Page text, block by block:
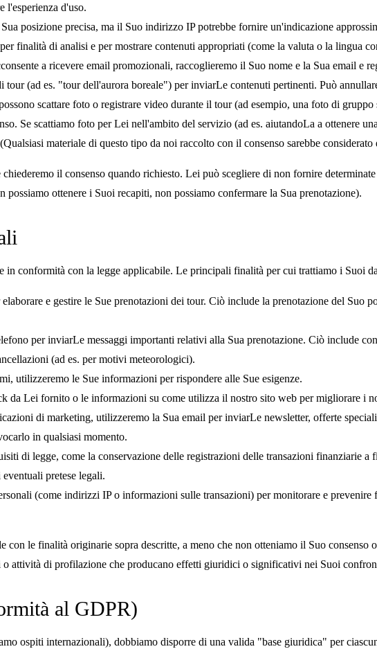
l'esperienza d'uso.
posizione precisa, ma il Suo indirizzo IP potrebbe fornire un'indicazione
finalità di analisi e per mostrare contenuti appropriati (come la valuta o la lingua
a ricevere email promozionali, raccoglieremo il Suo nome e la Sua email e
(ad es. "tour dell'aurora boreale") per inviarLe contenuti pertinenti. Può
scattare foto o registrare video durante il tour (ad esempio, una foto di
Se scattiamo foto per Lei nell'ambito del servizio (ad es. aiutandoLa a ottenere
materiale di questo tipo da noi raccolto con il consenso sarebbe
il consenso quando richiesto. Lei può scegliere di non fornire
ottenere i Suoi recapiti, non possiamo confermare la Sua prenotazione).
conformità con la legge applicabile. Le principali finalità per cui trattiamo i Suoi
e gestire le Sue prenotazioni dei tour. Ciò include la prenotazione del Suo
per inviarLe messaggi importanti relativi alla Sua prenotazione. Ciò include
(ad es. per motivi meteorologici).
utilizzeremo le Sue informazioni per rispondere alle Sue esigenze.
da Lei fornito o le informazioni su come utilizza il nostro sito web per migliorare i
di marketing, utilizzeremo la Sua email per inviarLe newsletter, offerte
in qualsiasi momento.
di legge, come la conservazione delle registrazioni delle transazioni finanziarie
pretese legali.
(come indirizzi IP o informazioni sulle transazioni) per monitorare e
le finalità originarie sopra descritte, a meno che non otteniamo il Suo consenso
attività di profilazione che producano effetti giuridici o significativi nei Suoi
al GDPR)
ospiti internazionali), dobbiamo disporre di una valida "base giuridica" per